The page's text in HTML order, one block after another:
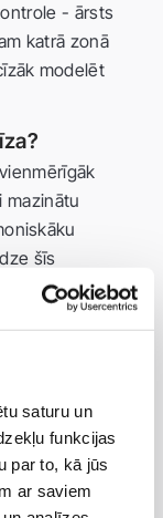
saturu un
funkcijas
par to, kā jūs
ar saviem
- ārsts
katrā zonā
modelēt
mazinātu
šīs
nekā
gadījumā,
individuāli,
ķermeņa
procedūras